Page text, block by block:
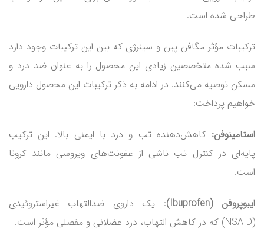
طراحی شده است.
ترکیبات مؤثر مگافن پین و سینرژی که بین این ترکیبات وجود دارد
سبب شده متخصصین زیادی این محصول را به عنوان ضد درد و
مسکن توصیه می‌کنند. در ادامه به ذکر ترکیبات این محصول دارویی
خواهیم پرداخت:
استامینوفن:کاهش‌دهنده تب و درد با ایمنی بالا. این ترکیب
پایه‌ای در کنترل تب ناشی از عفونت‌های ویروسی مانند کرونا
است.
ایبوپروفن (Ibuprofen)
: یک داروی ضدالتهاب غیراستروئیدی
(NSAID) که در کاهش التهاب، درد عضلانی و مفصلی مؤثر است.